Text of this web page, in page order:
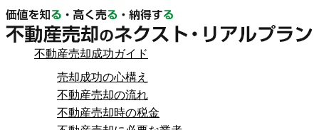
不動産売却成功ガイド
売却成功の心構え
不動産売却の流れ
不動産売却時の税金